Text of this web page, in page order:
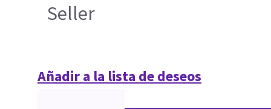
Seller
Añadir a la lista de deseos